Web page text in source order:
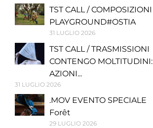
TST CALL / COMPOSIZIONI
PLAYGROUND#OSTIA
31 LUGLIO 2026
TST CALL / TRASMISSIONI
CONTENGO MOLTITUDINI:
AZIONI...
31 LUGLIO 2026
.MOV EVENTO SPECIALE
Forêt
29 LUGLIO 2026